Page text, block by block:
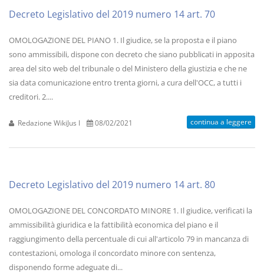
Decreto Legislativo del 2019 numero 14 art. 70
OMOLOGAZIONE DEL PIANO 1. Il giudice, se la proposta e il piano
sono ammissibili, dispone con decreto che siano pubblicati in apposita
area del sito web del tribunale o del Ministero della giustizia e che ne
sia data comunicazione entro trenta giorni, a cura dell'OCC, a tutti i
creditori. 2....
Redazione WikiJus I 08/02/2021 continua a leggere
Decreto Legislativo del 2019 numero 14 art. 80
OMOLOGAZIONE DEL CONCORDATO MINORE 1. Il giudice, verificati la
ammissibilità giuridica e la fattibilità economica del piano e il
raggiungimento della percentuale di cui all'articolo 79 in mancanza di
contestazioni, omologa il concordato minore con sentenza,
disponendo forme adeguate di...